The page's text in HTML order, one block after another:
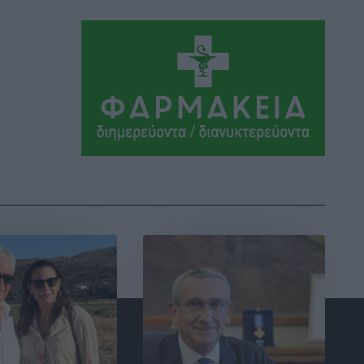
είναι το μεγαλύτερο στήριγμα μου – Το
προσκύνημα στην ιερά Μονή
Τοπικές Ειδήσεις• πριν 7 ώρες
πληρώνει τον λογαριασμό
Πού κινούνται οι κρατήσεις last
Ειδήσεις πριν 7 ώρες
Οδηγός στη Ρόδο τράκαρε σταθμευμένο